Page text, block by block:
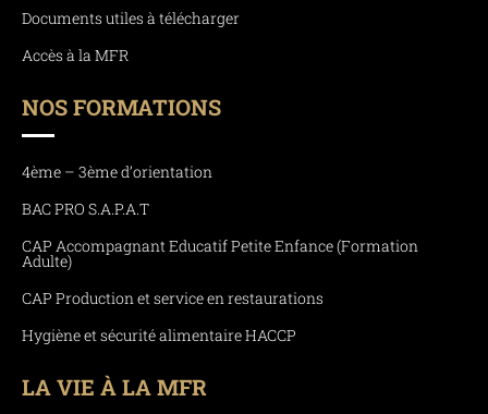
Documents utiles à télécharger
Accès à la MFR
NOS FORMATIONS
4ème – 3ème d’orientation
BAC PRO S.A.P.A.T
CAP Accompagnant Educatif Petite Enfance (Formation
Adulte)
CAP Production et service en restaurations
Hygiène et sécurité alimentaire HACCP
LA VIE À LA MFR